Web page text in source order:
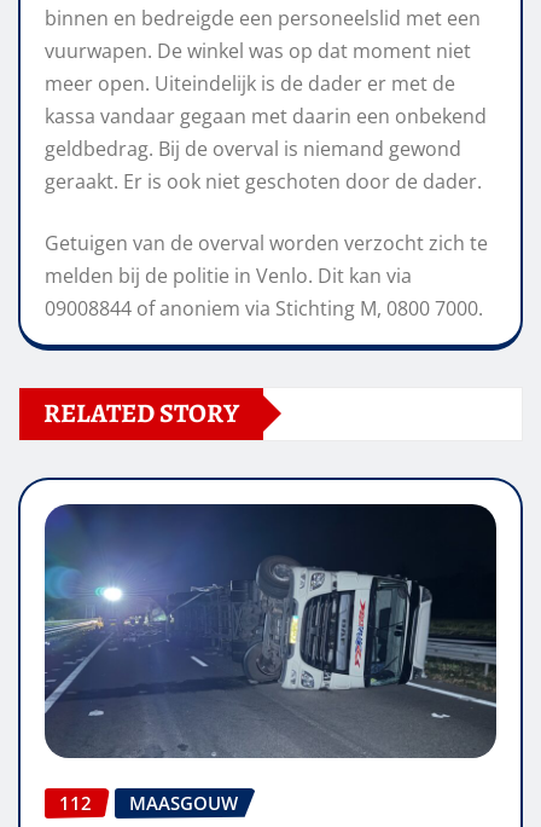
binnen en bedreigde een personeelslid met een
vuurwapen. De winkel was op dat moment niet
meer open. Uiteindelijk is de dader er met de
kassa vandaar gegaan met daarin een onbekend
geldbedrag. Bij de overval is niemand gewond
geraakt. Er is ook niet geschoten door de dader.
Getuigen van de overval worden verzocht zich te
melden bij de politie in Venlo. Dit kan via
09008844 of anoniem via Stichting M, 0800 7000.
RELATED STORY
112 MAASGOUW